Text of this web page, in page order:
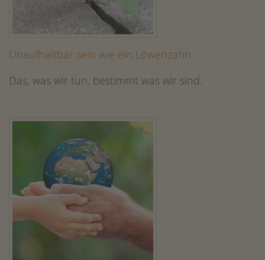
Unaufhaltbar sein wie ein Löwenzahn
Das, was wir tun, bestimmt was wir sind.